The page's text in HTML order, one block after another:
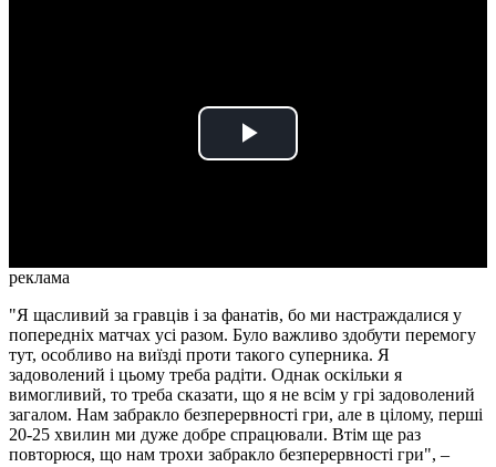
Play
реклама
"Я щасливий за гравців і за фанатів, бо ми настраждалися у
попередніх матчах усі разом. Було важливо здобути перемогу
тут, особливо на виїзді проти такого суперника. Я
задоволений і цьому треба радіти. Однак оскільки я
вимогливий, то треба сказати, що я не всім у грі задоволений
загалом. Нам забракло безперервності гри, але в цілому, перші
20-25 хвилин ми дуже добре спрацювали. Втім ще раз
повторюся, що нам трохи забракло безперервності гри", –